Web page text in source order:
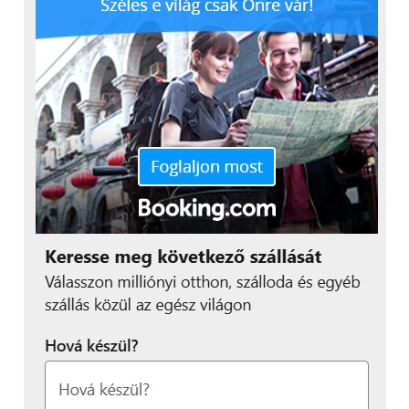
1. Audi Hungaria (2.)
2. Mercedes-Benz (1.)
3. Szerencsejáték Zrt. (-)
4. LEGO (-)
5. IBM (3.)
6. Samsung Electronics (4.)
7. Bosch (5.)
8. IT Services (13.)
9. GE General Electric (7.)